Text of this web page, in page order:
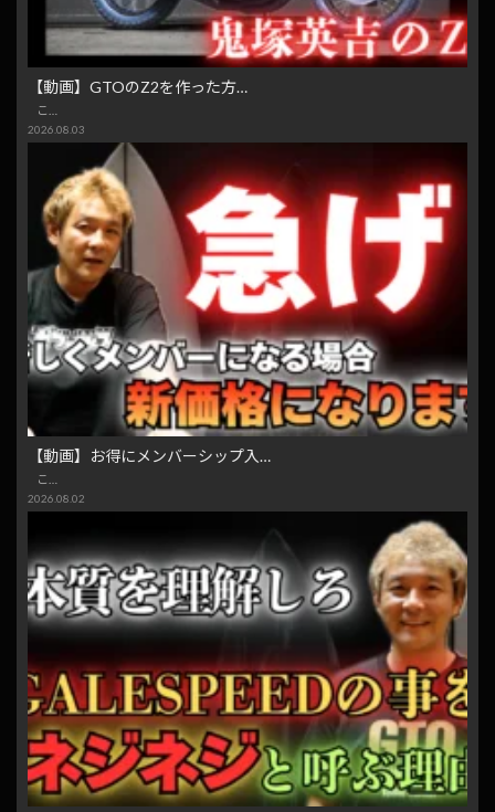
【動画】GTOのZ2を作った方…
こ…
2026.08.03
【動画】お得にメンバーシップ入…
こ…
2026.08.02